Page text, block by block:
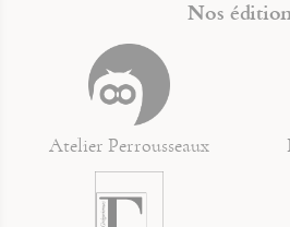
Nos
Atelier Perrousseaux